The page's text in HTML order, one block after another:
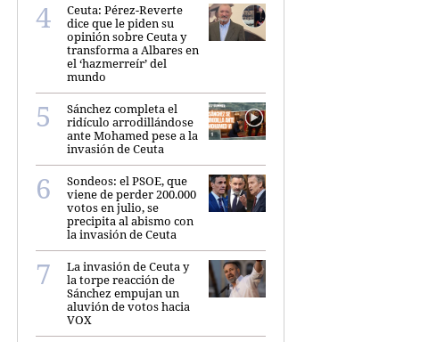
Ceuta: Pérez-Reverte
dice que le piden su
opinión sobre Ceuta y
transforma a Albares en
el ‘hazmerreír’ del
mundo
Sánchez completa el
ridículo arrodillándose
ante Mohamed pese a la
invasión de Ceuta
Sondeos: el PSOE, que
viene de perder 200.000
votos en julio, se
precipita al abismo con
la invasión de Ceuta
La invasión de Ceuta y
la torpe reacción de
Sánchez empujan un
aluvión de votos hacia
VOX